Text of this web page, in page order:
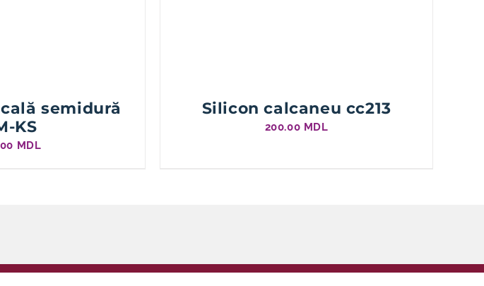
semidură
KS
MDL
Silicon calcaneu cc213
200.00 MDL